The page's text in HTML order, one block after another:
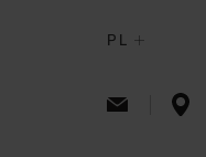
PL